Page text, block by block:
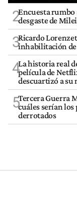
2Encuesta
desgaste de
3Ricardo
inhabilitación
4La historia real
película de
descuartizó a su
5Tercera Guerra
cuáles serían
derrotados